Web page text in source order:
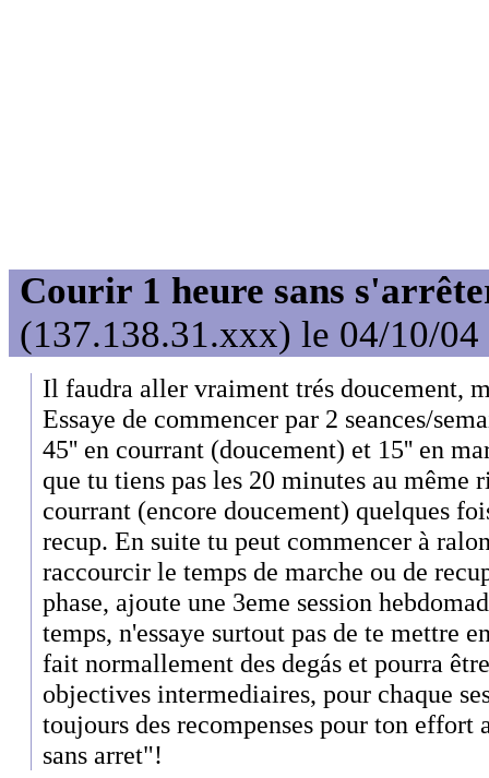
Courir 1 heure sans
(137.138.31.xxx) le 04/10/04
Il faudra aller vraiment trés doucement,
Essaye de commencer par 2 seances/
45'' en courrant (doucement) et 15'' en
que tu tiens pas les 20 minutes au même
courrant (encore doucement) quelques
recup. En suite tu peut commencer à
raccourcir le temps de marche ou de
phase, ajoute une 3eme session
temps, n'essaye surtout pas de te mettre
fait normallement des degás et pourra
objectives intermediaires, pour chaque
toujours des recompenses pour ton effort
sans arret"!